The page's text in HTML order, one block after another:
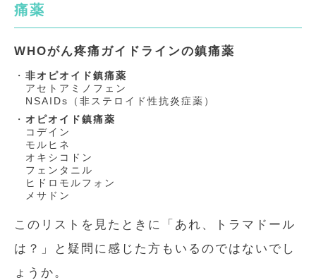
痛薬
WHOがん疼痛ガイドラインの鎮痛薬
非オピオイド鎮痛薬
アセトアミノフェン
NSAIDs（非ステロイド性抗炎症薬）
オピオイド鎮痛薬
コデイン
モルヒネ
オキシコドン
フェンタニル
ヒドロモルフォン
メサドン
このリストを見たときに「あれ、トラマドール
は？」と疑問に感じた方もいるのではないでし
ょうか。